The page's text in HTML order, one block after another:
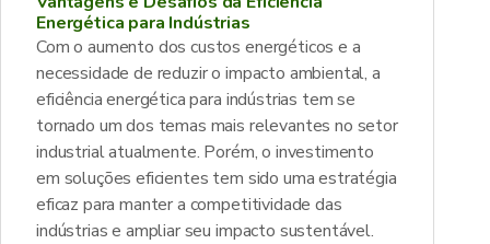
Energética para Indústrias
Com o aumento dos custos energéticos e a
necessidade de reduzir o impacto ambiental, a
eficiência energética para indústrias tem se
tornado um dos temas mais relevantes no setor
industrial atualmente. Porém, o investimento
em soluções eficientes tem sido uma estratégia
eficaz para manter a competitividade das
indústrias e ampliar seu impacto sustentável.